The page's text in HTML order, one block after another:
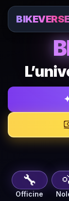
Sari la conținut
BIKEVERSE —
🔧
Officine